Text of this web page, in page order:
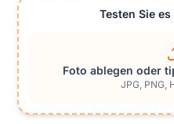
Testen Sie es
Foto ablegen oder
JPG, PNG,